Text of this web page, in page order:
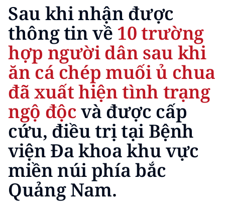
KIỂM CHỨNG THÔNG TIN
TRI THỨC CHUYÊN SÂU
54 DÂN TỘC VIỆT NAM
CHƯƠNG TRÌNH OCOP - MỖI XÃ
MỘT SẢN PHẨM
RADIO
MEDIA CENTER
E-Magazine
Video
Sau khi nhận được
thông tin về 10 trường
hợp người dân sau khi
ăn cá chép muối ủ chua
đã xuất hiện tình trạng
ngộ độc và được cấp
cứu, điều trị tại Bệnh
viện Đa khoa khu vực
miền núi phía bắc
Quảng Nam.